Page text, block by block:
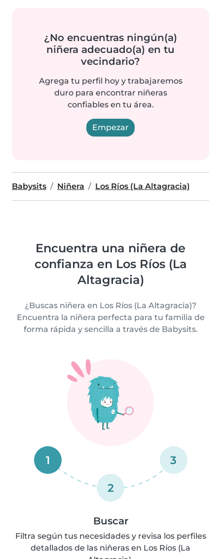
¿No encuentras ningún(a)
niñera adecuado(a) en tu
vecindario?
Agrega tu perfil hoy y trabajaremos
duro para encontrar niñeras
confiables en tu área.
Empezar
Babysits Niñera Los Ríos (La Altagracia)
Encuentra una niñera de
confianza en Los Ríos (La
Altagracia)
¿Buscas niñera en Los Ríos (La Altagracia)?
Encuentra la niñera perfecta para tu familia de
forma rápida y sencilla a través de Babysits.
1
2
3
Buscar
Filtra según tus necesidades y revisa los perfiles
detallados de las niñeras en Los Ríos (La